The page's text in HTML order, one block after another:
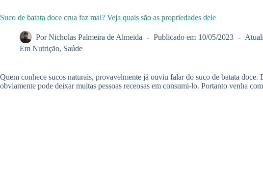
Suco de batata doce crua faz mal? Veja quais são as propriedades dele
Por Nicholas Palmeira de Almeida Publicado em 10/05/2023
Em Nutrição, Saúde
Quem conhece sucos naturais, provavelmente já ouviu falar do suco de batata
obviamente pode deixar muitas pessoas receosas em consumi-lo. Portanto venha